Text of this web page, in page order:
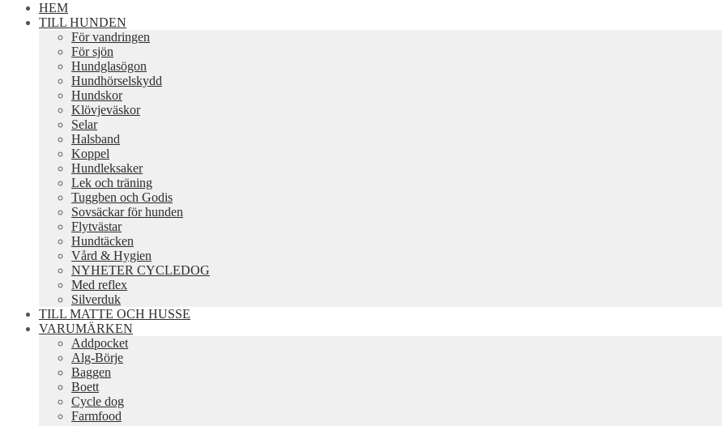
HEM
TILL HUNDEN
För vandringen
För sjön
Hundglasögon
Hundhörselskydd
Hundskor
Klövjeväskor
Selar
Halsband
Koppel
Hundleksaker
Lek och träning
Tuggben och Godis
Sovsäckar för hunden
Flytvästar
Hundtäcken
Vård & Hygien
NYHETER CYCLEDOG
Med reflex
Silverduk
TILL MATTE OCH HUSSE
VARUMÄRKEN
Addpocket
Alg-Börje
Baggen
Boett
Cycle dog
Farmfood